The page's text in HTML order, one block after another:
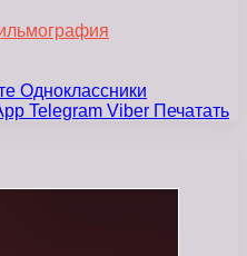
Одноклассники
Telegram Viber Печатать